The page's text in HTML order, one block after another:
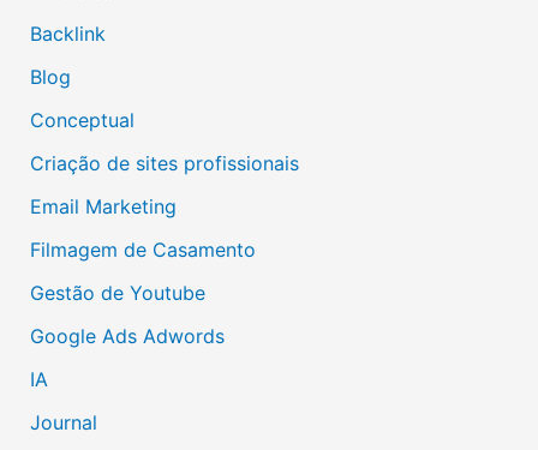
Backlink
Blog
Conceptual
Criação de sites profissionais
Email Marketing
Filmagem de Casamento
Gestão de Youtube
Google Ads Adwords
IA
Journal